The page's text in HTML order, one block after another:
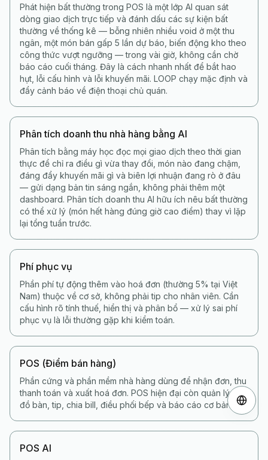
Phát hiện bất thường trong POS là một lớp AI quan sát
dòng giao dịch trực tiếp và đánh dấu các sự kiện bất
thường về thống kê — bỗng nhiên nhiều void ở một thu
ngân, một món bán gấp 5 lần dự báo, biến động kho theo
công thức vượt ngưỡng — trong vài giờ, không cần chờ
báo cáo cuối tháng. Đây là cách nhanh nhất để bắt hao
hụt, lỗi cấu hình và lỗi khuyến mãi. LOOP chạy mặc định và
đẩy cảnh báo về điện thoại chủ quán.
Phân tích doanh thu nhà hàng bằng AI
Phân tích bằng máy học đọc mọi giao dịch theo thời gian
thực để chỉ ra điều gì vừa thay đổi, món nào đang chậm,
đáng đẩy khuyến mãi gì và biên lợi nhuận đang rò ở đâu
— gửi dạng bản tin sáng ngắn, không phải thêm một
dashboard. Phân tích doanh thu AI hữu ích nêu bất thường
có thể xử lý (món hết hàng đúng giờ cao điểm) thay vì lặp
lại tổng tuần trước.
Phí phục vụ
Phần phí tự động thêm vào hoá đơn (thường 5% tại Việt
Nam) thuộc về cơ sở, không phải tip cho nhân viên. Cần
cấu hình rõ tính thuế, hiển thị và phân bổ — xử lý sai phí
phục vụ là lỗi thường gặp khi kiểm toán.
POS (Điểm bán hàng)
Phần cứng và phần mềm nhà hàng dùng để nhận đơn, thu
thanh toán và xuất hoá đơn. POS hiện đại còn quản lý sơ
đồ bàn, tip, chia bill, điều phối bếp và báo cáo cơ bản.
POS AI